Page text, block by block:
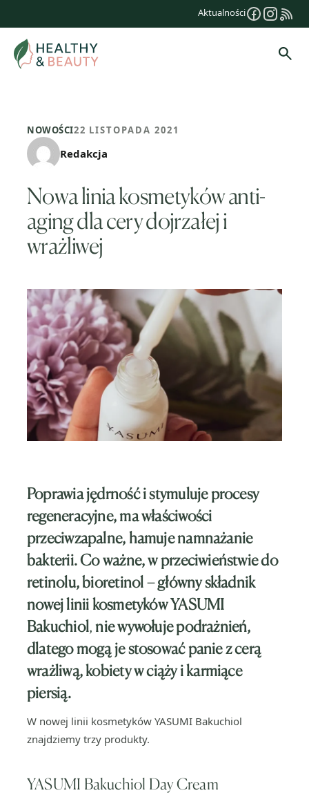
treści
Aktualności
NOWOŚCI22 LISTOPADA 2021
Redakcja
Nowa linia kosmetyków anti-
aging dla cery dojrzałej i
wrażliwej
Poprawia jędrność i stymuluje procesy
regeneracyjne, ma właściwości
przeciwzapalne, hamuje namnażanie
bakterii. Co ważne, w przeciwieństwie do
retinolu, bioretinol – główny składnik
nowej linii kosmetykówYASUMI
Bakuchiol,nie wywołuje podrażnień,
dlatego mogą je stosować panie z cerą
wrażliwą, kobiety w ciąży i karmiące
piersią.
W nowej linii kosmetyków YASUMI Bakuchiol
znajdziemy trzy produkty.
YASUMI Bakuchiol Day Cream